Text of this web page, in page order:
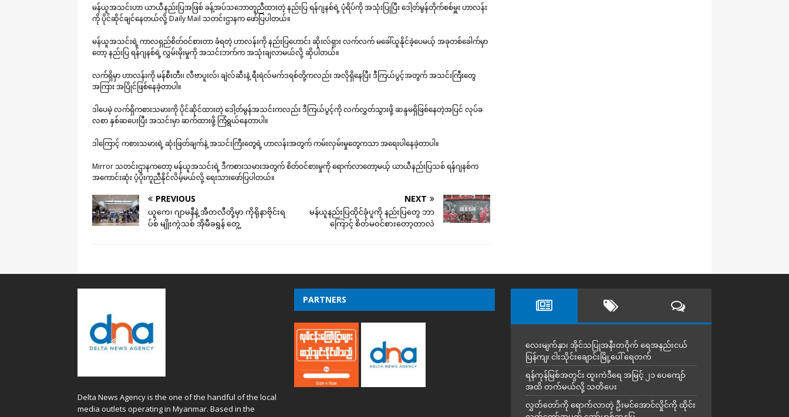
မန်ယူအသင်းဟာ ယာယီနည်းပြအဖြစ် ခန့်အပ်သဘောတူညီထားတဲ့ နည်းပြ ရန်ဂျနစ်ရဲ့ ပုံရိပ်ကို အသုံးပြုပြီး ဒေါ့တ်မွန်တိုက်စစ်မှူး ဟာလန်း
ကို ပိုင်ဆိုင်ချင်နေတယ်လို့ Daily Mail သတင်းဌာနက ဖော်ပြပါတယ်။
မန်ယူအသင်းရဲ့ ကာလရှည်စိတ်ဝင်စားတာ ခံရတဲ့ ဟာလန်းကို နည်းပြဟောင်း ဆိုးလ်ရှား လက်လက် မခေါ်ယူနိုင်ခဲ့ပေမယ့် အခုတစ်ခေါက်မှာ
တော့ နည်းပြ ရန်ဂျနစ်ရဲ့ လွှမ်းမိုးမှုကို အသင်းဘက်က အသုံးချလာမယ်လို့ ဆိုပါတယ်။
လက်ရှိမှာ ဟာလန်းကို မန်စီးတီး၊ လီဗာပူးလ်၊ ချဲလ်ဆီးနဲ့ ရီးရဲလ်မက်ဒရစ်တို့ကလည်း အလိုရှိနေပြီး ဒီကြယ်ပွင့်အတွက် အသင်းကြီးတွေ
အကြား အပြိုင်ဖြစ်နေခဲ့တာပါ။
ဒါပေမဲ့ လက်ရှိကစားသမားကို ပိုင်ဆိုင်ထားတဲ့ ဒေါ့တ်မွန်အသင်းကလည်း ဒီကြယ်ပွင့်ကို လက်လွှတ်သွားဖို့ ဆန္ဒမရှိဖြစ်နေတဲ့အပြင် လုပ်ခ
လစာ နှစ်ဆပေးပြီး အသင်းမှာ ဆက်ထားဖို့ ကြံရွယ်နေတာပါ။
ဒါကြောင့် ကစားသမားရဲ့ ဆုံးဖြတ်ချက်နဲ့ အသင်းကြီးတွေရဲ့ ဟာလန်းအတွက် ကမ်းလှမ်းမှုတွေကသာ အရေးပါနေခဲ့တာပါ။
Mirror သတင်းဌာနကတော့ မန်ယူအသင်းရဲ့ ဒီကစားသမားအတွက် စိတ်ဝင်စားမှုကို ရောက်လာတော့မယ့် ယာယီနည်းပြသစ် ရန်ဂျနစ်က
အကောင်းဆုံး ပံ့ပိုးကူညီနိုင်လိမ့်မယ်လို့ ရေးသားဖော်ပြပါတယ်။
PREVIOUS
ယူကေ၊ ဂျာမနီနဲ့ အီတလီတို့မှာ ကိုရိုနာဗိုင်းရ
ပ်စ် မျိုးကွဲသစ် အိုမီခရွန် တွေ့
NEXT
မန်ယူနည်းပြထိုင်ခုံပူကို နည်းပြတွေ ဘာ
ကြောင့် စိတ်မဝင်စားတော့တာလဲ
Delta News Agency is the one of the handful of the local
media outlets operating in Myanmar. Based in the
PARTNERS
လေးမျက်နှာ၊ အိုင်သပြုအနီးတဝိုက် ရေအနည်းငယ်
ပြန်ကျ၊ ငါးသိုင်းချောင်းမြို့ပေါ် ရေတက်
ရန်ကုန်မြစ်အတွင်း ထူးကဲဒီရေ အ​မြင့် ၂၁ ပေကျော်
အထိ တက်မယ်လို့ သတိပေး
လွှတ်တော်ကို ရောက်လာတဲ့ ဦးမင်အောင်လှိုင်ကို ထိုင်း